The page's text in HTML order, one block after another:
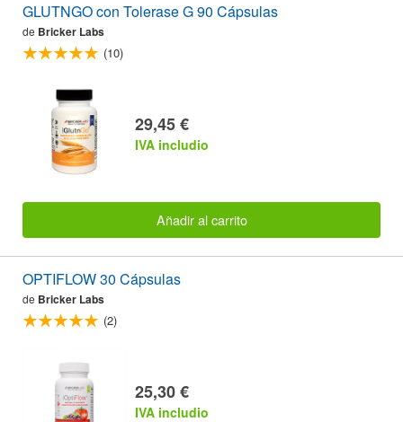
GLUTNGO con Tolerase G 90 Cápsulas
de Bricker Labs
(10)
29,45 €
IVA includio
Añadir al carrito
OPTIFLOW 30 Cápsulas
de Bricker Labs
(2)
25,30 €
IVA includio